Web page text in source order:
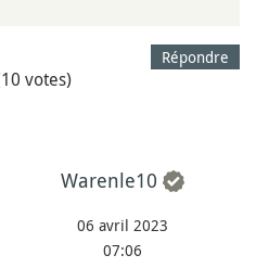
Répondre
votes)
Warenle10
06 avril 2023
07:06